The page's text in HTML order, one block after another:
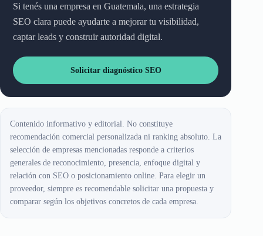
Si tenés una empresa en Guatemala, una estrategia
SEO clara puede ayudarte a mejorar tu visibilidad,
captar leads y construir autoridad digital.
Solicitar diagnóstico SEO
Contenido informativo y editorial. No constituye
recomendación comercial personalizada ni ranking absoluto. La
selección de empresas mencionadas responde a criterios
generales de reconocimiento, presencia, enfoque digital y
relación con SEO o posicionamiento online. Para elegir un
proveedor, siempre es recomendable solicitar una propuesta y
comparar según los objetivos concretos de cada empresa.